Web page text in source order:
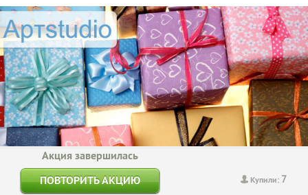
Купили: 7
Акция завершилась
ПОВТОРИТЬ АКЦИЮ